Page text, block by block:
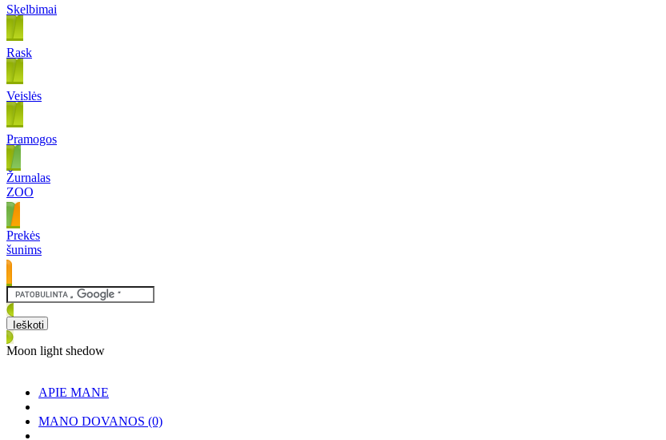
Skelbimai
Rask
Veislės
Pramogos
Žurnalas
ZOO
Prekės
šunims
Moon light shedow
APIE MANE
MANO DOVANOS (0)